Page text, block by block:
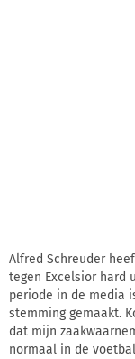
Alfred Schreuder
tegen Excelsior hard
periode in de media
stemming gemaakt.
dat mijn
normaal in de